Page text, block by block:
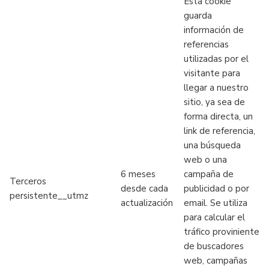
Terceros
persistente__utmz
6 meses
desde cada
actualización
guarda
información de
referencias
utilizadas por el
visitante para
llegar a nuestro
sitio, ya sea de
forma directa, un
link de referencia,
una búsqueda
web o una
campaña de
publicidad o por
email. Se utiliza
para calcular el
tráfico proviniente
de buscadores
web, campañas